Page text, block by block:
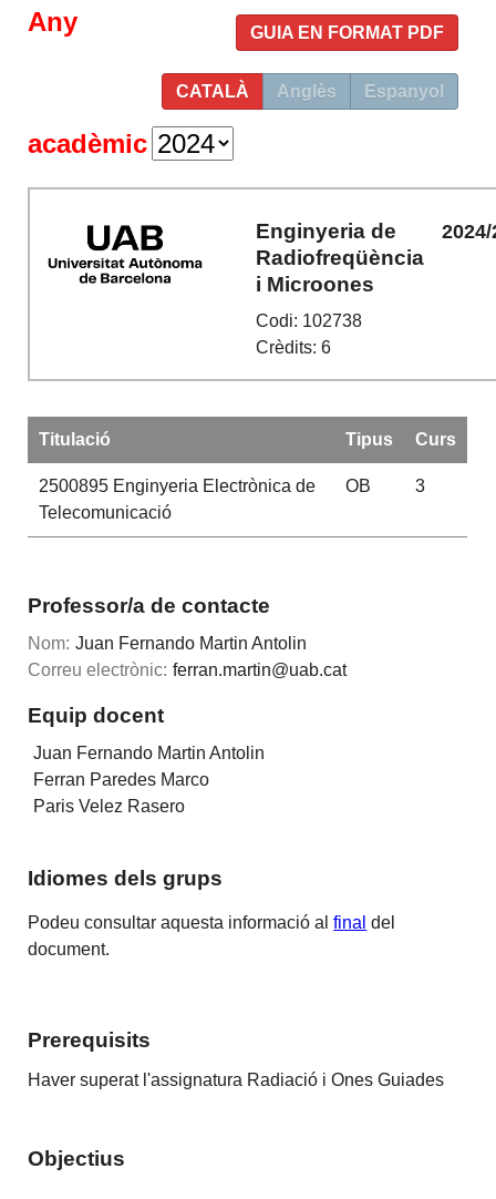
GUIA EN FORMAT PDF
CATALÀ Anglès Espanyol
Any
acadèmic
Enginyeria de
Radiofreqüència
i Microones
Codi: 102738
Crèdits: 6
Titulació Tipus Curs
2500895Enginyeria Electrònica de
Telecomunicació
OB 3
Professor/a de contacte
Nom: Juan Fernando Martin Antolin
Correu electrònic: ferran.martin@uab.cat
Equip docent
Juan Fernando Martin Antolin
Ferran Paredes Marco
Paris Velez Rasero
Idiomes dels grups
Podeu consultar aquesta informació alfinal del
document.
Prerequisits
Haver superat l'assignatura Radiació i Ones Guiades
Objectius